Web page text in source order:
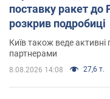
поставку ракет
розкрив подробиці
Київ також веде
партнерами
8.08.2026 14:08 27,6 т.